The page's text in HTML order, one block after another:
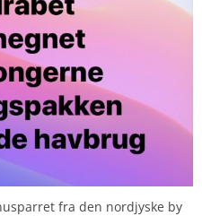
fra den nordjyske by